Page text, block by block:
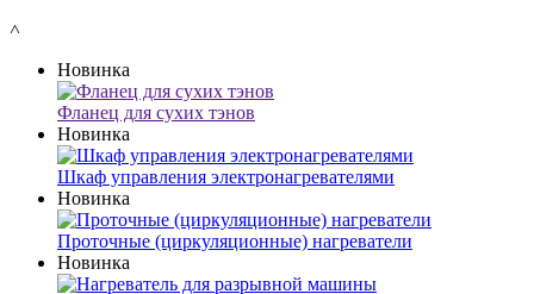
˄
Новинка
Фланец для сухих тэнов
Новинка
Шкаф управления электронагревателями
Новинка
Проточные (циркуляционные) нагреватели
Новинка